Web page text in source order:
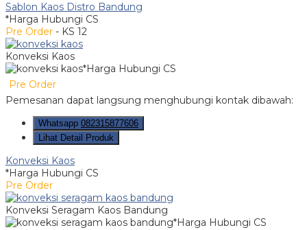
Sablon Kaos Distro Bandung
*Harga Hubungi CS
Pre Order - KS 12
Konveksi Kaos
*Harga Hubungi CS
Pre Order
Pemesanan dapat langsung menghubungi kontak dibawah:
Whatsapp 082315877606
Lihat Detail Produk
Konveksi Kaos
*Harga Hubungi CS
Pre Order
Konveksi Seragam Kaos Bandung
*Harga Hubungi CS